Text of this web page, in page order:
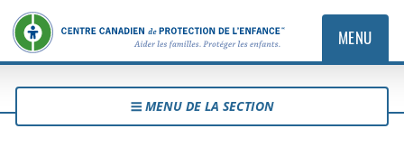
MENU
MENU DE LA SECTION